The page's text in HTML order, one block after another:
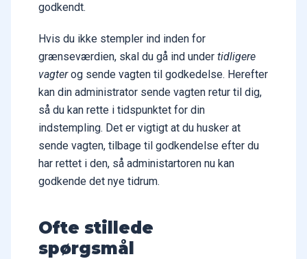
godkendt.
Hvis du ikke stempler ind inden for
grænseværdien, skal du gå ind under tidligere
vagterog sende vagten til godkedelse. Herefter
kan din administrator sende vagten retur til dig,
så du kan rette i tidspunktet for din
indstempling. Det er vigtigt at du husker at
sende vagten, tilbage til godkendelse efter du
har rettet i den, så administartoren nu kan
godkende det nye tidrum.
Ofte stillede
spørgsmål